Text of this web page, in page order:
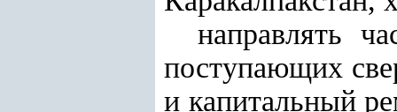
направлять
поступающих
и капитальный